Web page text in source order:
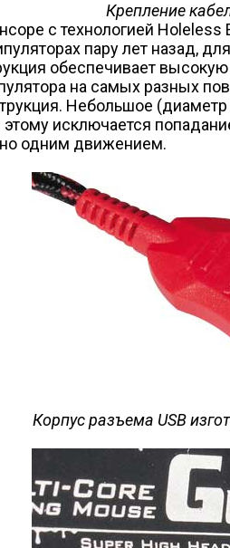
Крепление
с технологией
пару лет назад,
обеспечивает
на самых разных
Небольшое
исключается
одним движением.
Корпус разъема USB